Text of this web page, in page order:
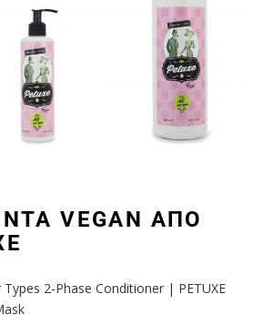
VEGAN ΑΠΌ
Types 2-Phase Conditioner | PETUXE